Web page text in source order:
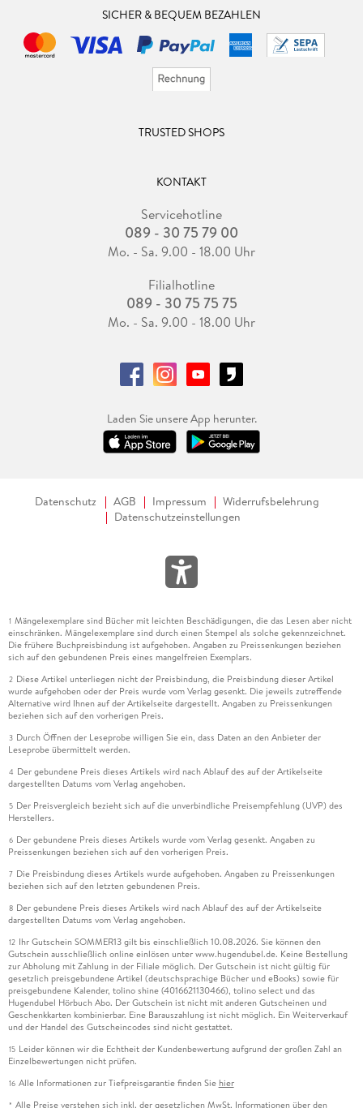
SICHER & BEQUEM BEZAHLEN
TRUSTED SHOPS
KONTAKT
Servicehotline
089 - 30 75 79 00
Mo. - Sa. 9.00 - 18.00 Uhr
Filialhotline
089 - 30 75 75 75
Mo. - Sa. 9.00 - 18.00 Uhr
Laden Sie unsere App herunter.
Datenschutz AGB Impressum
Widerrufsbelehrung
Datenschutzeinstellungen
1 Mängelexemplare sind Bücher mit leichten Beschädigungen, die das Lesen aber nicht
einschränken. Mängelexemplare sind durch einen Stempel als solche gekennzeichnet.
Die frühere Buchpreisbindung ist aufgehoben. Angaben zu Preissenkungen beziehen
sich auf den gebundenen Preis eines mangelfreien Exemplars.
2 Diese Artikel unterliegen nicht der Preisbindung, die Preisbindung dieser Artikel
wurde aufgehoben oder der Preis wurde vom Verlag gesenkt. Die jeweils zutreffende
Alternative wird Ihnen auf der Artikelseite dargestellt. Angaben zu Preissenkungen
beziehen sich auf den vorherigen Preis.
3 Durch Öffnen der Leseprobe willigen Sie ein, dass Daten an den Anbieter der
Leseprobe übermittelt werden.
4 Der gebundene Preis dieses Artikels wird nach Ablauf des auf der Artikelseite
dargestellten Datums vom Verlag angehoben.
5 Der Preisvergleich bezieht sich auf die unverbindliche Preisempfehlung (UVP) des
Herstellers.
6 Der gebundene Preis dieses Artikels wurde vom Verlag gesenkt. Angaben zu
Preissenkungen beziehen sich auf den vorherigen Preis.
7 Die Preisbindung dieses Artikels wurde aufgehoben. Angaben zu Preissenkungen
beziehen sich auf den letzten gebundenen Preis.
8 Der gebundene Preis dieses Artikels wird nach Ablauf des auf der Artikelseite
dargestellten Datums vom Verlag angehoben.
12 Ihr Gutschein SOMMER13 gilt bis einschließlich 10.08.2026. Sie können den
Gutschein ausschließlich online einlösen unter www.hugendubel.de. Keine Bestellung
zur Abholung mit Zahlung in der Filiale möglich. Der Gutschein ist nicht gültig für
gesetzlich preisgebundene Artikel (deutschsprachige Bücher und eBooks) sowie für
preisgebundene Kalender, tolino shine (4016621130466), tolino select und das
Hugendubel Hörbuch Abo. Der Gutschein ist nicht mit anderen Gutscheinen und
Geschenkkarten kombinierbar. Eine Barauszahlung ist nicht möglich. Ein Weiterverkauf
und der Handel des Gutscheincodes sind nicht gestattet.
15 Leider können wir die Echtheit der Kundenbewertung aufgrund der großen Zahl an
Einzelbewertungen nicht prüfen.
16 Alle Informationen zur Tiefpreisgarantie finden Sie hier
* Alle Preise verstehen sich inkl. der gesetzlichen MwSt. Informationen über den